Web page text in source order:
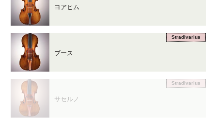
ヨアヒム
Stradivarius
ブース
Stradivarius
サセルノ